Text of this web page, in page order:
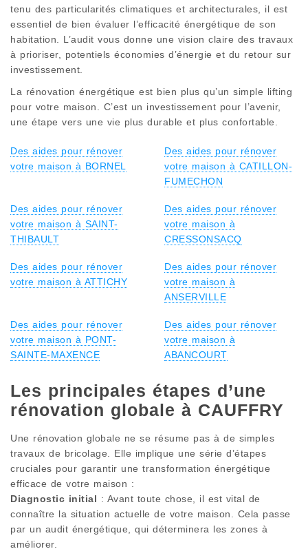
tenu des particularités climatiques et architecturales, il est
essentiel de bien évaluer l’efficacité énergétique de son
habitation. L’audit vous donne une vision claire des travaux
à prioriser, potentiels économies d’énergie et du retour sur
investissement.
La rénovation énergétique est bien plus qu’un simple lifting
pour votre maison. C’est un investissement pour l’avenir,
une étape vers une vie plus durable et plus confortable.
Des aides pour rénover
votre maison à BORNEL
Des aides pour rénover
votre maison à CATILLON-
FUMECHON
Des aides pour rénover
votre maison à SAINT-
THIBAULT
Des aides pour rénover
votre maison à
CRESSONSACQ
Des aides pour rénover
votre maison à ATTICHY
Des aides pour rénover
votre maison à
ANSERVILLE
Des aides pour rénover
votre maison à PONT-
SAINTE-MAXENCE
Des aides pour rénover
votre maison à
ABANCOURT
Les principales étapes d’une
rénovation globale à CAUFFRY
Une rénovation globale ne se résume pas à de simples
travaux de bricolage. Elle implique une série d’étapes
cruciales pour garantir une transformation énergétique
efficace de votre maison :
Diagnostic initial : Avant toute chose, il est vital de
connaître la situation actuelle de votre maison. Cela passe
par un audit énergétique, qui déterminera les zones à
améliorer.